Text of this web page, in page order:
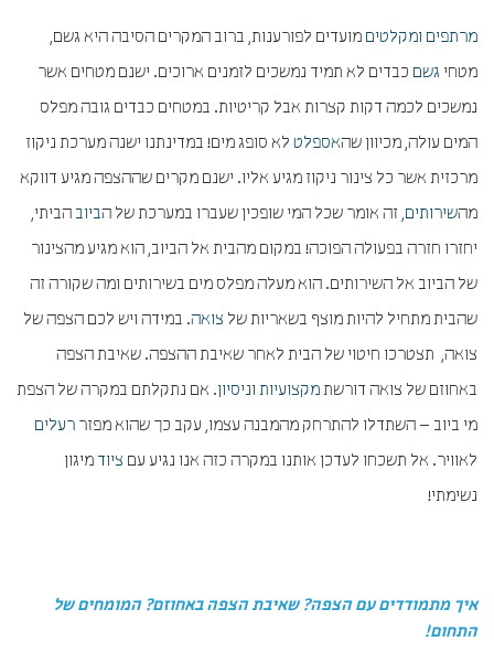
מרתפים ומקלטים מועדים לפורענות, ברוב המקרים הסיבה היא גשם,
מטחי גשם כבדים לא תמיד נמשכים לזמנים ארוכים. ישנם מטחים אשר
נמשכים לכמה דקות קצרות אבל קריטיות. במטחים כבדים גובה מפלס
המים עולה, מכיוון שהאספלט לא סופג מים! במדינתנו ישנה מערכת ניקוז
מרכזית אשר כל צינור ניקוז מגיע אליו. ישנם מקרים שההצפה מגיע דווקא
מהשירותים, זה אומר שכל המי שופכין שעברו במערכת של הביוב הביתי,
יחזרו חזרה בפעולה הפוכה! במקום מהבית אל הביוב, הוא מגיע מהצינור
של הביוב אל השירותים. הוא מעלה מפלס מים בשירותים ומה שקורה זה
שהבית מתחיל להיות מוצף בשאריות של צואה. במידה ויש לכם הצפה של
צואה, תצטרכו חיטוי של הבית לאחר שאיבת ההצפה. שאיבת הצפה
באחוזם של צואה דורשתמקצועיות וניסיון. אם נתקלתם במקרה של הצפת
מי ביוב – השתדלו להתרחק מהמבנה עצמו, עקב כך שהוא מפזר רעלים
לאוויר. אל תשכחו לעדכן אותנו במקרה כזה אנו נגיע עם ציוד מיגון
נשימתי!
איך מתמודדים עם הצפה? שאיבת הצפה באחוזם? המומחים של
התחום!